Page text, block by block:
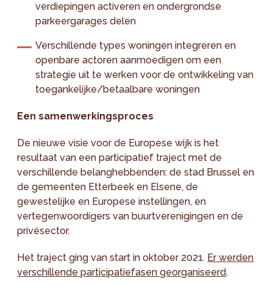
verdiepingen activeren en ondergrondse
parkeergarages delen
Verschillende types woningen integreren en
openbare actoren aanmoedigen om een
strategie uit te werken voor de ontwikkeling van
toegankelijke/betaalbare woningen
Een samenwerkingsproces
De nieuwe visie voor de Europese wijk is het
resultaat van een participatief traject met de
verschillende belanghebbenden: de stad Brussel en
de gemeenten Etterbeek en Elsene, de
gewestelijke en Europese instellingen, en
vertegenwoordigers van buurtverenigingen en de
privésector.
Het traject ging van start in oktober 2021. Er werden
verschillende participatiefasen georganiseerd.